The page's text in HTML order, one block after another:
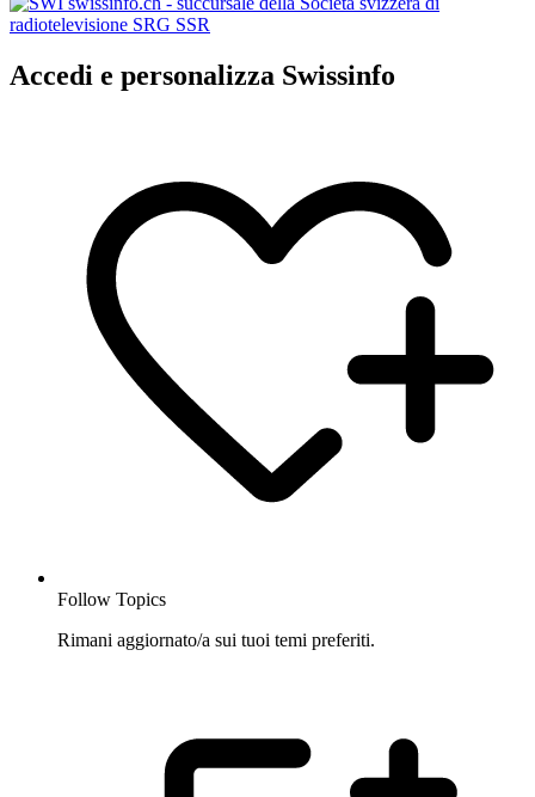
Accedi e personalizza Swissinfo
Follow Topics
Rimani aggiornato/a sui tuoi temi preferiti.